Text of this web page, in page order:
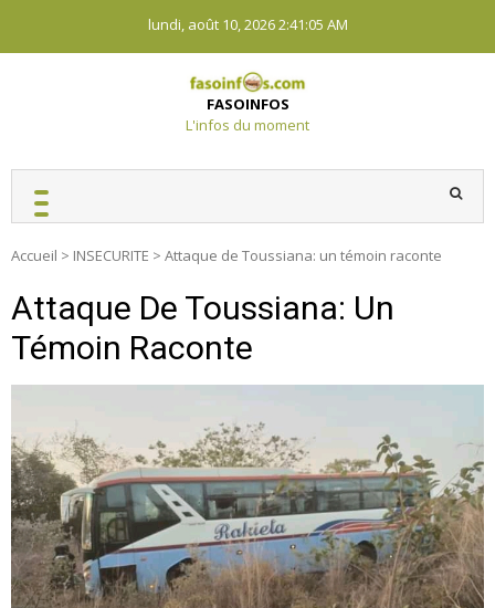
content
lundi, août 10, 20262:41:06 AM
FASOINFOS
L'infos du moment
Accueil > INSECURITE > Attaque de Toussiana: un témoin raconte
Attaque De Toussiana: Un
Témoin Raconte